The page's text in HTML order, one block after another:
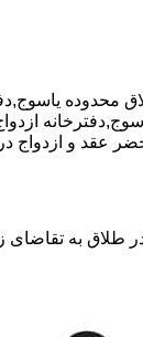
عقد و ازدواج